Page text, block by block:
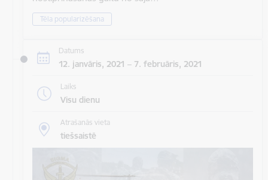
Tēla popularizēšana
Datums
12. janvāris, 2021 – 7. februāris, 2021
Laiks
Visu dienu
Atrašanās vieta
tiešsaistē